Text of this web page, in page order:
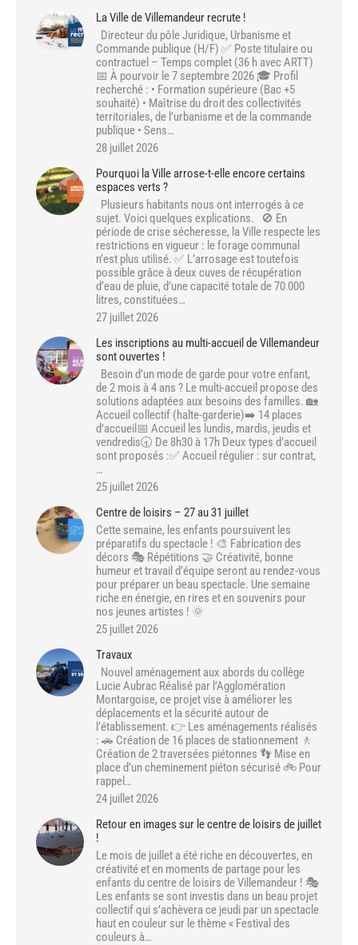
La Ville de Villemandeur recrute !
Directeur du pôle Juridique, Urbanisme et
Commande publique (H/F) ✅ Poste titulaire ou
contractuel – Temps complet (36 h avec ARTT)
📅 À pourvoir le 7 septembre 2026 🎓 Profil
recherché : • Formation supérieure (Bac +5
souhaité) • Maîtrise du droit des collectivités
territoriales, de l’urbanisme et de la commande
publique • Sens…
28 juillet 2026
Pourquoi la Ville arrose-t-elle encore certains
espaces verts ?
Plusieurs habitants nous ont interrogés à ce
sujet. Voici quelques explications. 🚫 En
période de crise sécheresse, la Ville respecte les
restrictions en vigueur : le forage communal
n’est plus utilisé. ✅ L’arrosage est toutefois
possible grâce à deux cuves de récupération
d’eau de pluie, d’une capacité totale de 70 000
litres, constituées…
27 juillet 2026
Les inscriptions au multi-accueil de Villemandeur
sont ouvertes !
Besoin d’un mode de garde pour votre enfant,
de 2 mois à 4 ans ? Le multi-accueil propose des
solutions adaptées aux besoins des familles. 🏡
Accueil collectif (halte-garderie)➡️ 14 places
d’accueil📅 Accueil les lundis, mardis, jeudis et
vendredis🕣 De 8h30 à 17h Deux types d’accueil
sont proposés :✅ Accueil régulier : sur contrat,
…
25 juillet 2026
Centre de loisirs – 27 au 31 juillet
Cette semaine, les enfants poursuivent les
préparatifs du spectacle ! 🎨 Fabrication des
décors 🎭 Répétitions 🤝 Créativité, bonne
humeur et travail d’équipe seront au rendez-vous
pour préparer un beau spectacle. Une semaine
riche en énergie, en rires et en souvenirs pour
nos jeunes artistes ! 🌞
25 juillet 2026
Travaux
Nouvel aménagement aux abords du collège
Lucie Aubrac Réalisé par l’Agglomération
Montargoise, ce projet vise à améliorer les
déplacements et la sécurité autour de
l’établissement. 👉 Les aménagements réalisés
: 🚗 Création de 16 places de stationnement 🚶
Création de 2 traversées piétonnes 👣 Mise en
place d’un cheminement piéton sécurisé 🚲 Pour
rappel…
24 juillet 2026
Retour en images sur le centre de loisirs de juillet
!
Le mois de juillet a été riche en découvertes, en
créativité et en moments de partage pour les
enfants du centre de loisirs de Villemandeur ! 🎭
Les enfants se sont investis dans un beau projet
collectif qui s’achèvera ce jeudi par un spectacle
haut en couleur sur le thème « Festival des
couleurs à…